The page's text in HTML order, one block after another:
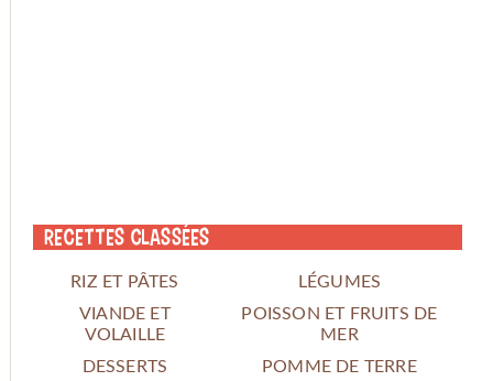
Recettes classées
RIZ ET PÂTES
LÉGUMES
VIANDE ET
VOLAILLE
POISSON ET FRUITS DE
MER
DESSERTS
POMME DE TERRE